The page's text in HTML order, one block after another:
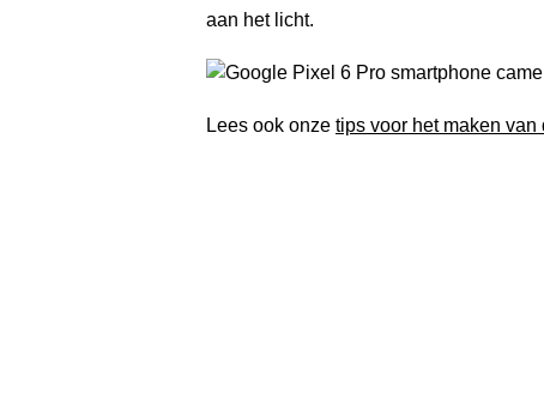
aan het licht.
Lees ook onze tips voor het maken van